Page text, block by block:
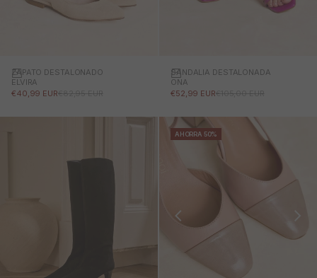
ZAPATO DESTALONADO
ELVIRA
PRECIO DE OFERTA
€40,99 EURPRECIO NORMAL
€82,95 EUR
SANDALIA DESTALONADA
ONA
PRECIO DE OFERTA
€52,99 EURPRECIO NORMAL
€105,00 EUR
AHORRA 50%